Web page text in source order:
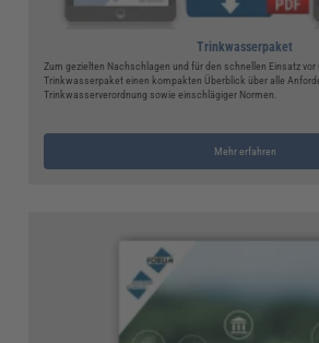
Trinkwasserpaket
Zum gezielten Nachschlagen und für den schnellen Einsatz vor
Trinkwasserpaket einen kompakten Überblick über alle
Trinkwasserverordnung sowie einschlägiger Normen.
Mehr erfahren